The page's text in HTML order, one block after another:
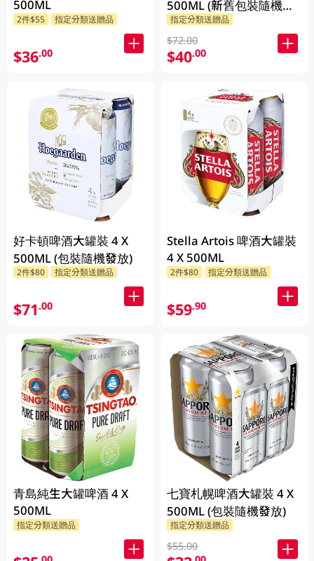
500ML
2件$55 指定分類送贈品
$36.00
好卡頓啤酒大罐裝 4 X
500ML (包裝隨機發放)
2件$80 指定分類送贈品
$71.00
青島純生大罐啤酒 4 X
500ML
指定分類送贈品
500ML (新舊包裝隨機發
貨)
指定分類送贈品
$72.00
$40.00
Stella Artois 啤酒大罐裝
4 X 500ML
2件$80 指定分類送贈品
$59.90
七寶札幌啤酒大罐裝 4 X
500ML (包裝隨機發放)
指定分類送贈品
$55.00